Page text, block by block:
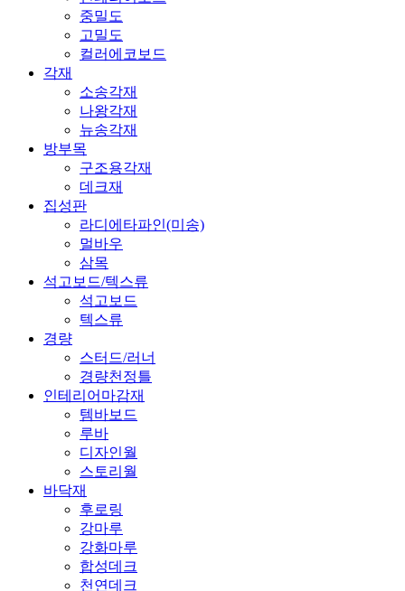
중밀도
고밀도
컬러에코보드
각재
소송각재
나왕각재
뉴송각재
방부목
구조용각재
데크재
집성판
라디에타파인(미송)
멀바우
삼목
석고보드/텍스류
석고보드
텍스류
경량
스터드/러너
경량천정틀
인테리어마감재
템바보드
루바
디자인월
스토리월
바닥재
후로링
강마루
강화마루
합성데크
천연데크